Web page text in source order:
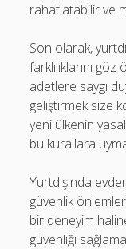
rahatlatabilir ve
Son olarak,
farklılıklarını
adetlere saygı
geliştirmek size
yeni ülkenin
bu kurallara
Yurtdışında
güvenlik
bir deneyim
güvenliği